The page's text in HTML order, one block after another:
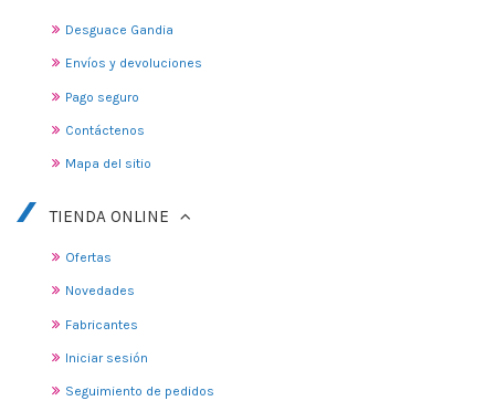
Desguace Gandia
Envíos y devoluciones
Pago seguro
Contáctenos
Mapa del sitio
TIENDA ONLINE
Ofertas
Novedades
Fabricantes
Iniciar sesión
Seguimiento de pedidos